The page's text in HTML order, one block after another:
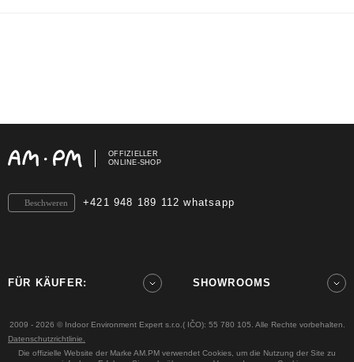
OFFIZIELLER
ONLINE-SHOP
+421 948 189 112 whatsapp
Beschweren
FÜR KÄUFER: SHOWROOMS
2009 - 2026 © Indoor Environment Expert s.r.o.( IČO): 55 780 105. Alle Rechte vorbehalten.
Datenschutzrichtlinie.
Die offizielle Website der Marke AM.PM verwendet Cookies, um die Nutzung der Site zu